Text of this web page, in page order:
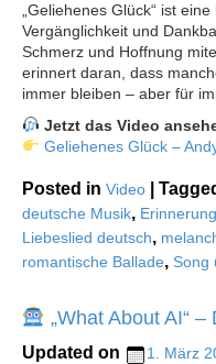
„Geliehenes Glück“ ist
Vergänglichkeit und
Schmerz und Hoffnung
erinnert daran, dass
immer bleiben – aber für
Jetzt das Video
Geliehenes Glück –
Posted in Video
deutsche Musik,
Liebeslied deutsch,
romantische Ballade, Song
„What About AI“
Updated on 1. März